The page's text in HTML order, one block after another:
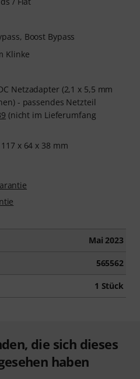
Boost Bypass
Klinke
Netzadapter (2,1 x 5,5 mm
- passendes Netzteil
(nicht im Lieferumfang
x 64 x 38 mm
Mai 2023
565562
1 Stück
die sich dieses
haben